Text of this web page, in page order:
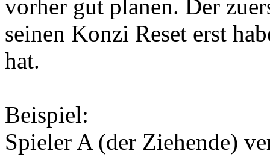
vorher gut planen. Der
seinen Konzi Reset erst
hat.
Beispiel:
Spieler A (der Ziehende)